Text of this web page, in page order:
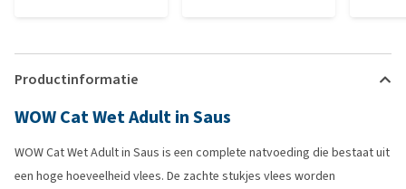
Productinformatie
WOW Cat Wet Adult in Saus
WOW Cat Wet Adult in Saus is een complete natvoeding die bestaat uit
een hoge hoeveelheid vlees. De zachte stukjes vlees worden